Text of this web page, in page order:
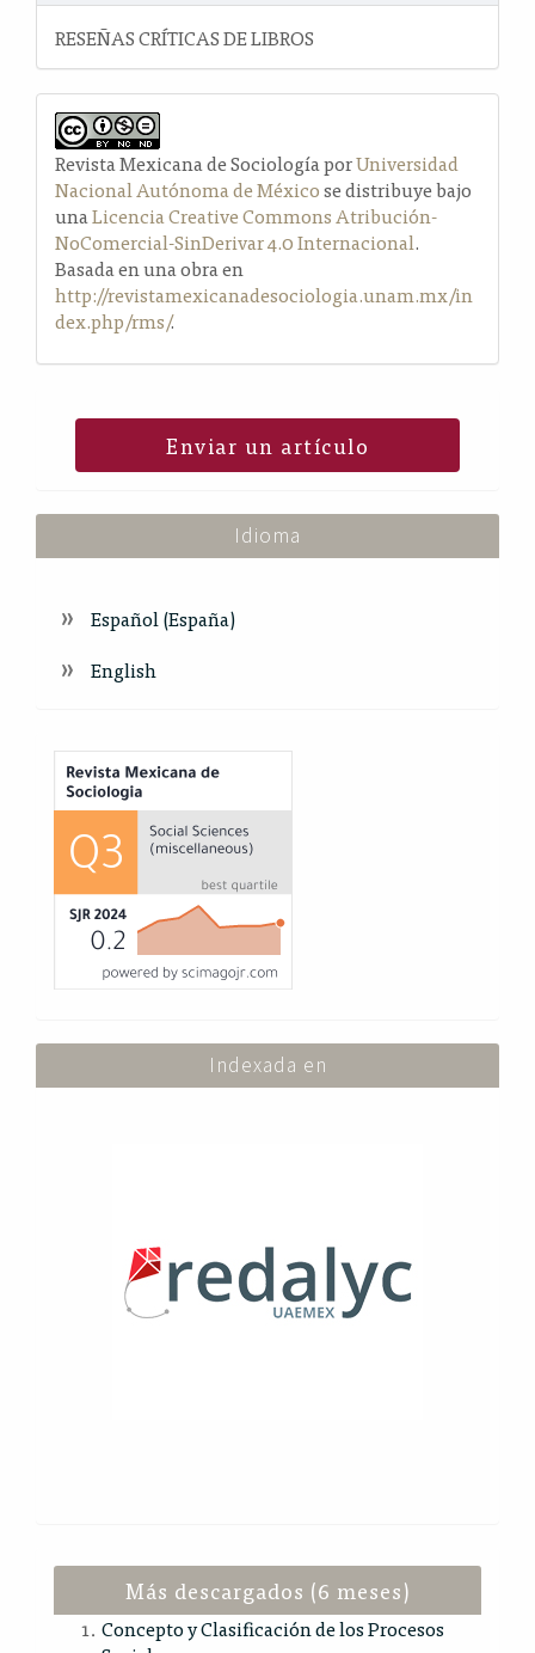
RESEÑAS CRÍTICAS DE LIBROS
Revista Mexicana de Sociología porUniversidad
Nacional Autónoma de Méxicose distribuye bajo
unaLicencia Creative Commons Atribución-
NoComercial-SinDerivar 4.0 Internacional.
Basada en una obra en
http://revistamexicanadesociologia.unam.mx/in
dex.php/rms/.
Enviar un artículo
Idioma
Español (España)
English
Index
Indexada en
Más descargados (6 meses)
Concepto y Clasificación de los Procesos